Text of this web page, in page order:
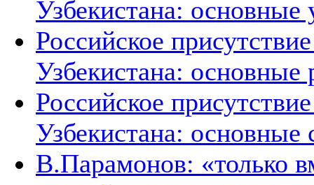
Узбекистана:
Российское
Узбекистана: основные
Российское
Узбекистана: основные
В.Парамонов: «только